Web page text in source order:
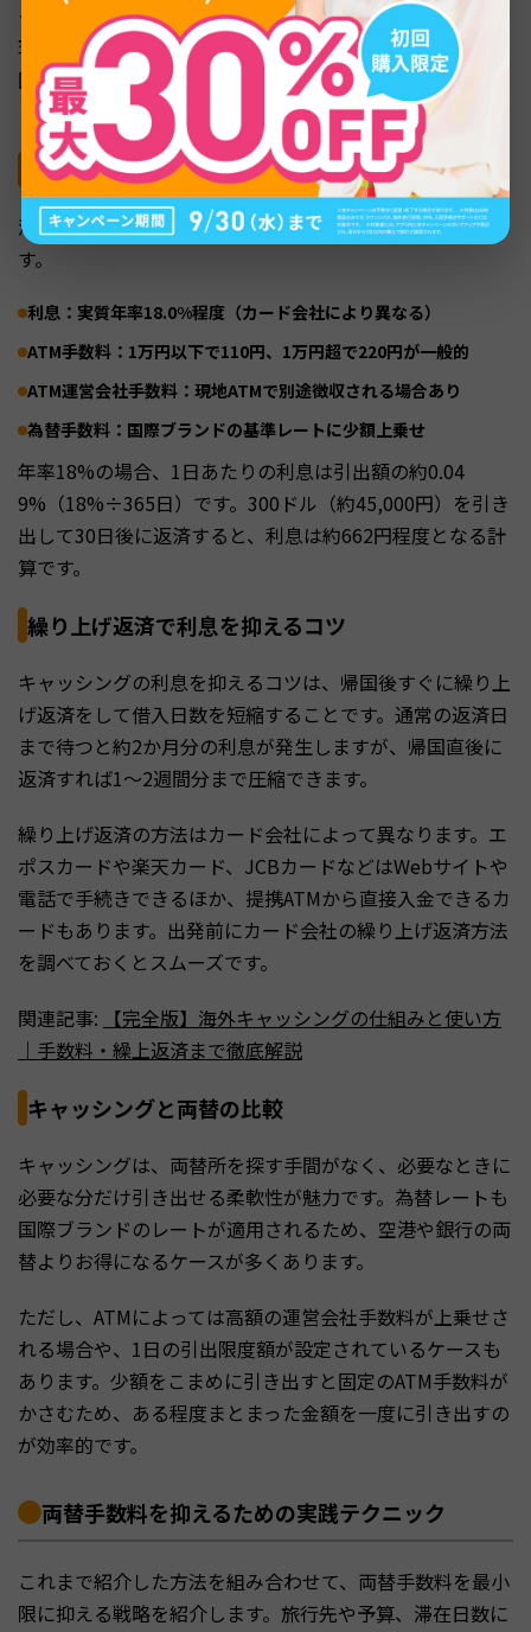
クレジットカードの海外キャッシング機能を活用すれば、
現地ATMから直接現地通貨を引き出せます。為替レートが
国際ブランドの基準レートに近く、上手に使えば両替所よ
り手数料を抑えられる方法です。
キャッシングにかかる4つの費用
海外キャッシングで発生する費用は、主に以下の4種類で
す。
利息：実質年率18.0%程度（カード会社により異なる）
ATM手数料：1万円以下で110円、1万円超で220円が一般的
ATM運営会社手数料：現地ATMで別途徴収される場合あり
為替手数料：国際ブランドの基準レートに少額上乗せ
年率18%の場合、1日あたりの利息は引出額の約0.04
9%（18%÷365日）です。300ドル（約45,000円）を引き
出して30日後に返済すると、利息は約662円程度となる計
算です。
繰り上げ返済で利息を抑えるコツ
キャッシングの利息を抑えるコツは、帰国後すぐに繰り上
げ返済をして借入日数を短縮することです。通常の返済日
まで待つと約2か月分の利息が発生しますが、帰国直後に
返済すれば1〜2週間分まで圧縮できます。
繰り上げ返済の方法はカード会社によって異なります。エ
ポスカードや楽天カード、JCBカードなどはWebサイトや
電話で手続きできるほか、提携ATMから直接入金できるカ
ードもあります。出発前にカード会社の繰り上げ返済方法
を調べておくとスムーズです。
関連記事:
【完全版】海外キャッシングの仕組みと使い方
｜手数料・繰上返済まで徹底解説
キャッシングと両替の比較
キャッシングは、両替所を探す手間がなく、必要なときに
必要な分だけ引き出せる柔軟性が魅力です。為替レートも
国際ブランドのレートが適用されるため、空港や銀行の両
替よりお得になるケースが多くあります。
ただし、ATMによっては高額の運営会社手数料が上乗せさ
れる場合や、1日の引出限度額が設定されているケースも
あります。少額をこまめに引き出すと固定のATM手数料が
かさむため、ある程度まとまった金額を一度に引き出すの
が効率的です。
両替手数料を抑えるための実践テクニック
これまで紹介した方法を組み合わせて、両替手数料を最小
限に抑える戦略を紹介します。旅行先や予算、滞在日数に